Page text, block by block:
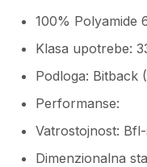
100% Polyamide
Klasa upotrebe:
Podloga: Bitback
Performanse:
Vatrostojnost:
Dimenzionalna